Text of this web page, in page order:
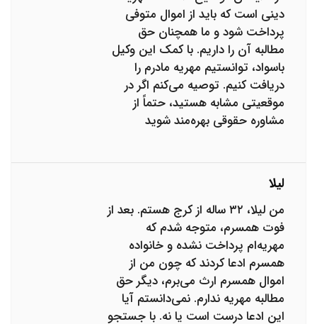
دینی است که باید از اموال متوفی
پرداخت شود و ما همچنان حق
مطالبه آن را داریم. با کمک این وکیل
باسواد، توانستیم مهریه مادرم را
دریافت کنیم. توصیه می‌کنم اگر در
موقعیتی مشابه هستید، حتماً از
مشاوره حقوقی بهره‌مند شوید
لیلا
من لیلا، ۳۲ ساله از کرج هستم. بعد از
فوت همسرم، متوجه شدم که
مهریه‌ام پرداخت نشده و خانواده
همسرم ادعا کردند که چون من از
اموال همسرم ارث می‌برم، دیگر حق
مطالبه مهریه ندارم. نمی‌دانستم آیا
این ادعا درست است یا نه. با جستجو